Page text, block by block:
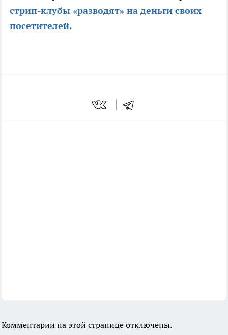
стрип-клубы «разводят» на деньги своих
посетителей.
Комментарии на этой странице отключены.